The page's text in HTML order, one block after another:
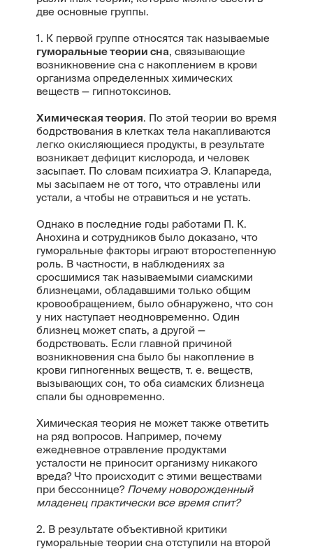
две основные группы.
1. К первой группе относятся так называемые
гуморальные теории сна, связывающие
возникновение сна с накоплением в крови
организма определенных химических
веществ — гипнотоксинов.
Химическая теория. По этой теории во время
бодрствования в клетках тела накапливаются
легко окисляющиеся продукты, в результате
возникает дефицит кислорода, и человек
засыпает. По словам психиатра Э. Клапареда,
мы засыпаем не от того, что отравлены или
устали, а чтобы не отравиться и не устать.
Однако в последние годы работами П. К.
Анохина и сотрудников было доказано, что
гуморальные факторы играют второстепенную
роль. В частности, в наблюдениях за
сросшимися так называемыми сиамскими
близнецами, обладавшими только общим
кровообращением, было обнаружено, что сон
у них наступает неодновременно. Один
близнец может спать, а другой —
бодрствовать. Если главной причиной
возникновения сна было бы накопление в
крови гипногенных веществ, т. е. веществ,
вызывающих сон, то оба сиамских близнеца
спали бы одновременно.
Химическая теория не может также ответить
на ряд вопросов. Например, почему
ежедневное отравление продуктами
усталости не приносит организму никакого
вреда? Что происходит с этими веществами
при бессоннице?Почему новорожденный
младенец практически все время спит?
2. В результате объективной критики
гуморальные теории сна отступили на второй